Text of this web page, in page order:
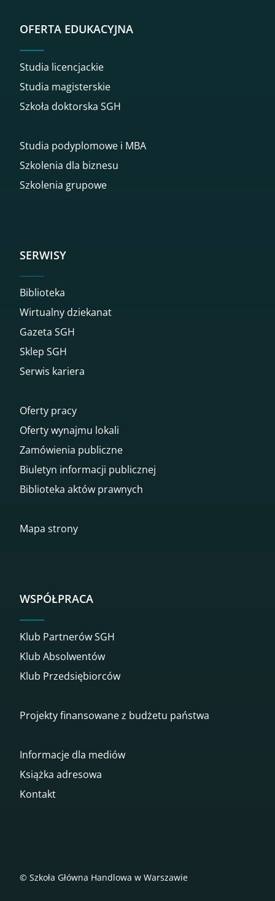
OFERTA EDUKACYJNA
Studia licencjackie
Studia magisterskie
Szkoła doktorska SGH
Studia podyplomowe i MBA
Szkolenia dla biznesu
Szkolenia grupowe
SERWISY
Biblioteka
Wirtualny dziekanat
Gazeta SGH
Sklep SGH
Serwis kariera
Oferty pracy
Oferty wynajmu lokali
Zamówienia publiczne
Biuletyn informacji publicznej
Biblioteka aktów prawnych
Mapa strony
WSPÓŁPRACA
Klub Partnerów SGH
Klub Absolwentów
Klub Przedsiębiorców
Projekty finansowane z budżetu państwa
Informacje dla mediów
Książka adresowa
Kontakt
© Szkoła Główna Handlowa w Warszawie